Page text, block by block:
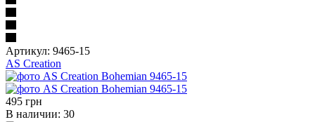
Артикул: 9465-15
AS Creation
495 грн
В наличии: 30